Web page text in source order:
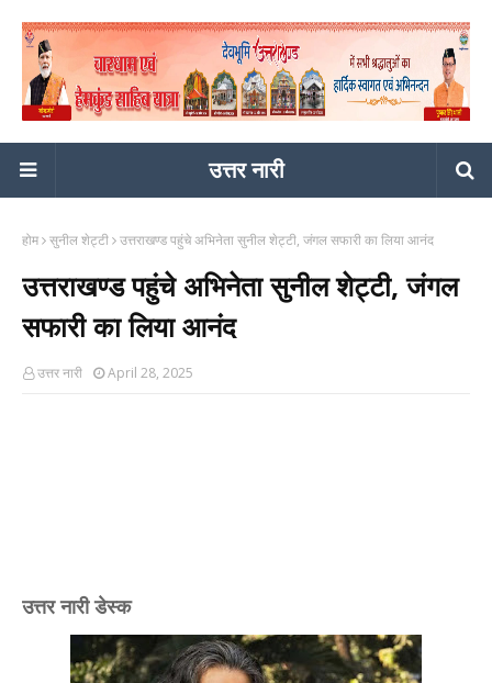
उत्तर नारी
होम सुनील शेट्टी उत्तराखण्ड पहुंचे अभिनेता सुनील शेट्टी, जंगल सफारी का लिया आनंद
उत्तराखण्ड पहुंचे अभिनेता सुनील शेट्टी, जंगल
सफारी का लिया आनंद
उत्तर नारी April 28, 2025
उत्तर नारी डेस्क